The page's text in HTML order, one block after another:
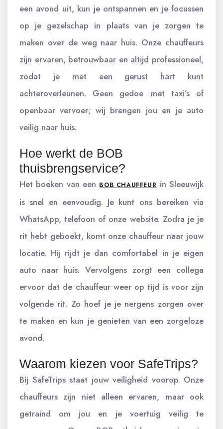
een avond uit, kun je ontspannen en je focussen
op je gezelschap in plaats van je zorgen te
maken over de weg naar huis. Onze chauffeurs
zijn ervaren, betrouwbaar en altijd professioneel,
zodat je met een gerust hart kunt
achteroverleunen. Geen gedoe met taxi’s of
openbaar vervoer; wij brengen jou en je auto
veilig naar huis.
Hoe werkt de BOB
thuisbrengservice?
Het boeken van een BOB CHAUFFEUR in Sleeuwijk
is snel en eenvoudig. Je kunt ons bereiken via
WhatsApp, telefoon of onze website. Zodra je je
rit hebt geboekt, komt onze chauffeur naar jouw
locatie. Hij rijdt je dan comfortabel in je eigen
auto naar huis. Vervolgens zorgt een collega
ervoor dat de chauffeur weer op tijd is voor zijn
volgende rit. Zo hoef je je nergens zorgen over
te maken en kun je genieten van een zorgeloze
avond.
Waarom kiezen voor SafeTrips?
Bij SafeTrips staat jouw veiligheid voorop. Onze
chauffeurs zijn niet alleen ervaren, maar ook
getraind om jou en je voertuig veilig te